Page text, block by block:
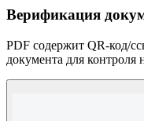
Верификация
PDF содержит QR-код/
документа для контроля